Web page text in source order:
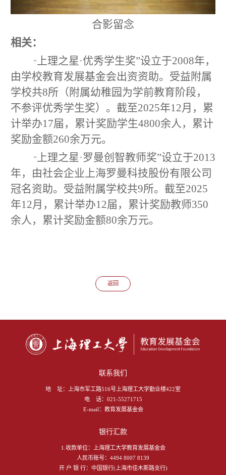
合影留念
相关：
“ 上理之星·优秀学生奖”设立于2008年，
由学校教育发展基金会出资资助。受益附属
学校共8所（附属幼稚园为学前教育阶段，
不参评优秀学生奖）。截至2025年12月，累
计举办17届，累计奖励学生4800余人，累计
奖励金额260余万元。
“ 上理之星·罗曼创智教师奖”设立于2013
年，由社会企业上海罗曼科技股份有限公司
冠名资助。受益附属学校共9所。截至2025
年12月，累计举办12届，累计奖励教师350
余人，累计奖励金额80余万元。
返回
联系我们
地 址：
上海市军工路516号上海理工大学勤业楼422室
电 话： 021-55271715
E-mail： 教育发展基金会
银行汇款
1.收款单位：上海理工大学教育发展基金会
人民币账号：4494 8007 8139
开 户 银 行：中国银行(上海市佳木斯路支行)